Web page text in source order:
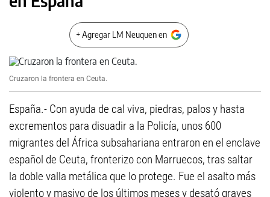
+ Agregar LM Neuquen en
Cruzaron la frontera en Ceuta.
España.- Con ayuda de cal viva, piedras, palos y hasta
excrementos para disuadir a la Policía, unos 600
migrantes del África subsahariana entraron en el enclave
español de Ceuta, fronterizo con Marruecos, tras saltar
la doble valla metálica que lo protege. Fue el asalto más
violento y masivo de los últimos meses y desató graves